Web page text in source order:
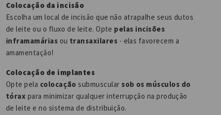
Colocação da incisão
Escolha um local de incisão que não atrapalhe seus dutos
de leite ou o fluxo de leite. Opte pelas incisões
inframamárias ou transaxilares - elas favorecem a
amamentação!
Colocação de implantes
Opte pela colocaçãosubmuscular sob os músculos do
tórax para minimizar qualquer interrupção na produção
de leite e no sistema de distribuição.